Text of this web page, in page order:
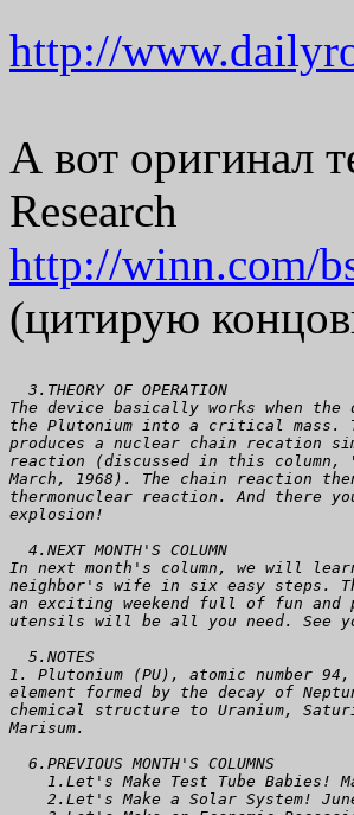
http://
А вот оригинал
Research
http://winn.com/
(цитирую
  3.THEORY OF OPERATION
The device basically works when the
the Plutonium into a critical mass.
produces a nuclear chain recation
reaction (discussed in this column,
March, 1968). The chain reaction
thermonuclear reaction. And there
explosion!
  4.NEXT MONTH'S COLUMN
In next month's column, we will
neighbor's wife in six easy steps.
an exciting weekend full of fun and
utensils will be all you need. See
  5.NOTES
1. Plutonium (PU), atomic number
element formed by the decay of
chemical structure to Uranium,
Marisum.
  6.PREVIOUS MONTH'S COLUMNS
1.Let's Make Test Tube Babies!
2.Let's Make a Solar System!